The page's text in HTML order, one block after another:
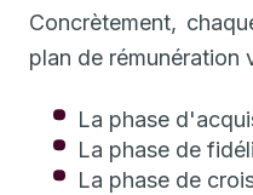
Concrètement,
plan de rémunération
La phase
La phase de
La phase de